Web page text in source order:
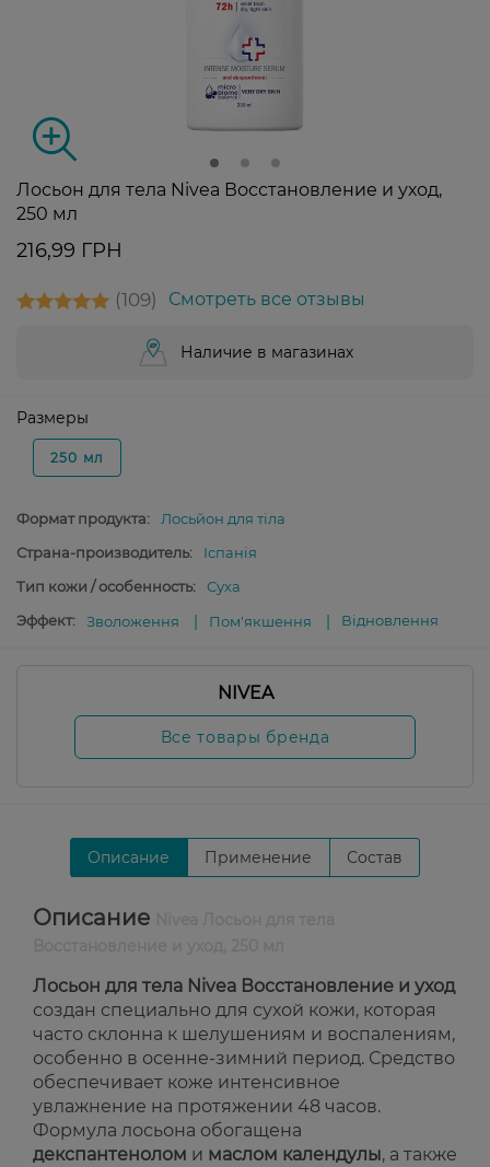
Лосьон для тела Nivea Восстановление и уход,
250 мл
216,99 ГРН
109 Смотреть все отзывы
Наличие в магазинах
Размеры
250 мл
Формат продукта:
Лосьйон для тіла
Страна-производитель:
Іспанія
Тип кожи / особенность:
Суха
Эффект:
Зволоження Пом'якшення Відновлення
NIVEA
Все товары бренда
Описание Применение Состав
Описание
Лосьон для тела Nivea Восстановление и уход
создан специально для сухой кожи, которая
часто склонна к шелушениям и воспалениям,
особенно в осенне-зимний период. Средство
обеспечивает коже интенсивное
увлажнение на протяжении 48 часов.
Формула лосьона обогащена
декспантенолом и маслом календулы, а также